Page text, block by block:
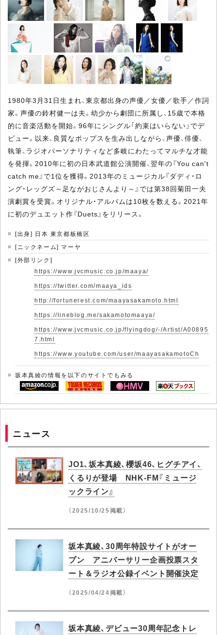
1980年3月31日生まれ、東京都出身の声優／女優／歌手／作詞
家。声優の鈴村健一は夫。幼少から劇団に所属し、15歳で本格
的に音楽活動を開始。96年にシングル「約束はいらない」でデ
ビュー。以来、良質なポップスを生み出しながら、声優、俳優、
執筆、ラジオパーソナリティなど多岐にわたってマルチな才能
を発揮。2010年に初の日本武道館公演開催、翌年の『You can't
catch me』で1位を獲得。2013年のミュージカル『ダディ・ロ
ング・レッグズ～足ながおじさんより～』では第38回菊田一夫
演劇賞を受賞。オリジナル・アルバムは10枚を数える。2021年
に初のデュエット作『Duets』をリリース。
[出身] 日本 東京都板橋区
[ニックネーム] マーヤ
[外部リンク]
https://www.jvcmusic.co.jp/maaya/
https://twitter.com/maaya_ids
http://fortunerest.com/maayasakamoto.html
https://lineblog.me/sakamotomaaya/
https://www.jvcmusic.co.jp/flyingdog/-/Artist/A00895
7.html
https://www.youtube.com/user/maayasakamotoCh
坂本真綾の情報を以下のサイトでもみる
ニュース
JO1、坂本真綾、櫻坂46、ヒグチアイ、
くるりが登場 NHK-FM『ミュージ
ックライン』
（2025/10/25掲載）
坂本真綾、30周年特設サイトがオー
プン アニバーサリー企画投票スタ
ート＆ラジオ公録イベント開催決定
（2025/04/24掲載）
坂本真綾、デビュー30周年記念トレ